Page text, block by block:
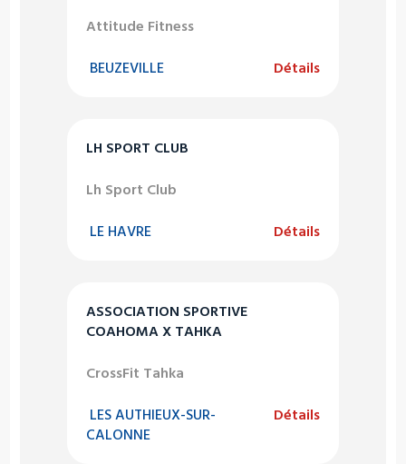
Attitude Fitness
BEUZEVILLE Détails
LH SPORT CLUB
Lh Sport Club
LE HAVRE Détails
ASSOCIATION SPORTIVE
COAHOMA X TAHKA
CrossFit Tahka
LES AUTHIEUX-SUR-
CALONNE
Détails